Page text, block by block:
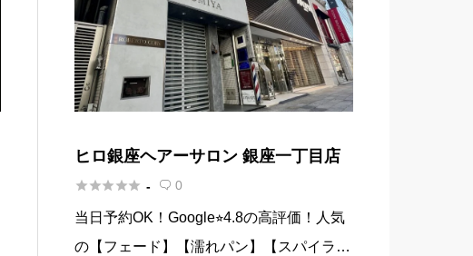
ヒロ銀座ヘアーサロン 銀座一丁目店
 -  0
当日予約OK！Google⭐︎4.8の高評価！人気
の【フェード】【濡れパン】【スパイラ